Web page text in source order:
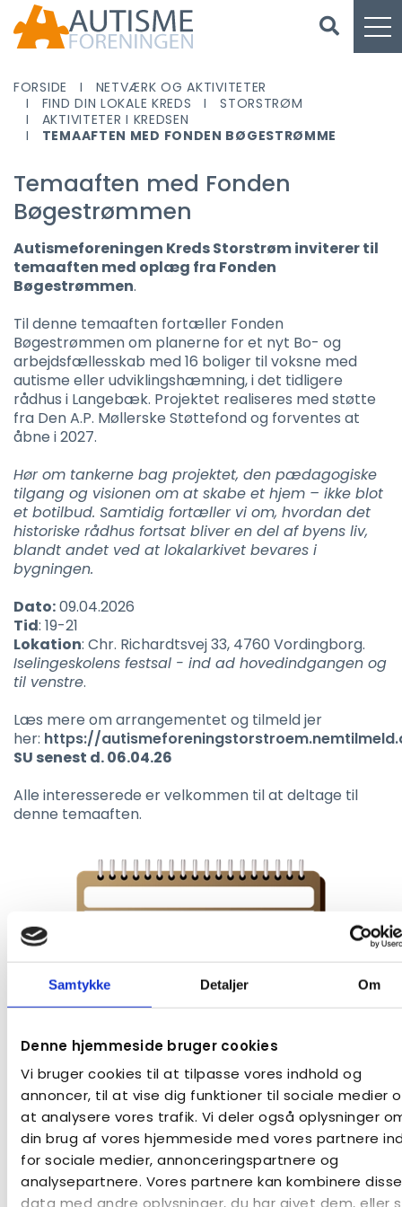
Samtykke Detaljer Om
Denne hjemmeside bruger cookies
Vi bruger cookies til at tilpasse vores indhold og
annoncer, til at vise dig funktioner til sociale medier
at analysere vores trafik. Vi deler også oplysninger
din brug af vores hjemmeside med vores partnere
for sociale medier, annonceringspartnere og
analysepartnere. Vores partnere kan kombinere disse
data med andre oplysninger, du har givet dem, eller
FORSIDE
NETVÆRK OG AKTIVITETER
FIND DIN LOKALE KREDS
STORSTRØM
AKTIVITETER I KREDSEN
TEMAAFTEN MED FONDEN BØGESTRØMME
Temaaften med Fonden
Bøgestrømmen
Autismeforeningen Kreds Storstrøm inviterer til
temaaften med oplæg fra Fonden
Bøgestrømmen.
Til denne temaaften fortæller Fonden
Bøgestrømmen om planerne for et nyt Bo- og
arbejdsfællesskab med 16 boliger til voksne med
autisme eller udviklingshæmning, i det tidligere
rådhus i Langebæk. Projektet realiseres med støtte
fra Den A.P. Møllerske Støttefond og forventes at
åbne i 2027.
Hør om tankerne bag projektet, den pædagogiske
tilgang og visionen om at skabe et hjem – ikke blot
et botilbud. Samtidig fortæller vi om, hvordan det
historiske rådhus fortsat bliver en del af byens liv,
blandt andet ved at lokalarkivet bevares i
bygningen.
Dato:09.04.2026
Tid: 19-21
Lokation: Chr. Richardtsvej 33, 4760 Vordingborg.
Iselingeskolens festsal - ind ad hovedindgangen og
til venstre.
Læs mere om arrangementet og tilmeld jer
her: https://
SU senest d. 06.04.26
Alle interesserede er velkommen til at deltage til
denne temaaften.
Aktiviteter og arrangementer i kredsen
SE AKTIVITETER